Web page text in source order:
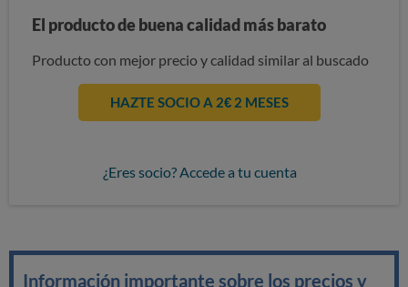
El producto de buena calidad más barato
Producto con mejor precio y calidad similar al buscado
HAZTE SOCIO A 2€ 2 MESES
¿Eres socio? Accede a tu cuenta
Información importante sobre los precios y